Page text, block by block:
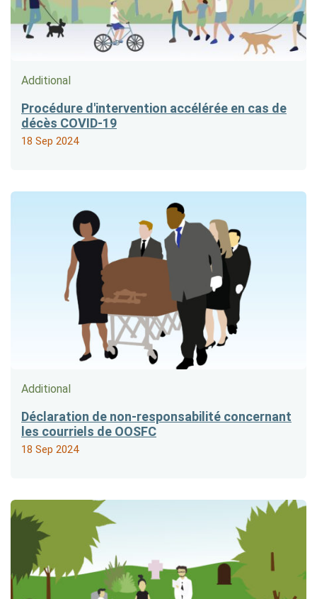
Additional
Procédure d'intervention accélérée en cas de
décès COVID-19
18 Sep 2024
Additional
Déclaration de non-responsabilité concernant
les courriels de OOSFC
18 Sep 2024